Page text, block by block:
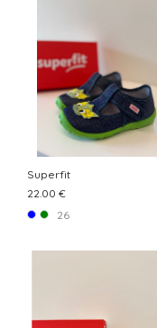
Superfit
22.00 €
26